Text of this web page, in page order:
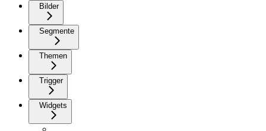
Bilder
Segmente
Themen
Trigger
Widgets